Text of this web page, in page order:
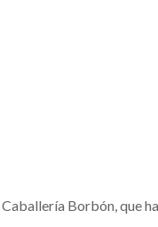
Borbón, que